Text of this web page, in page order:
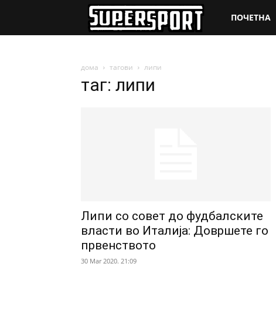
SuperSport.mk
ПОЧЕТНА
дома тагови липи
таг: липи
Липи со совет до фудбалските
власти во Италија: Довршете го
првенството
30 Mar 2020. 21:09